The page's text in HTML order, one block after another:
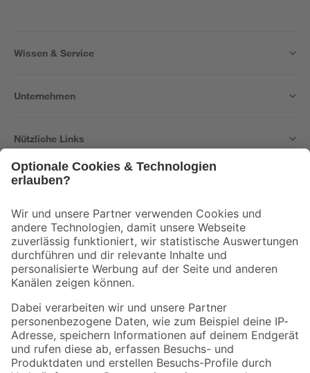
Wissen & Service
Unternehmen
Nützliche Links
Der toom Newsletter: Keine Angebote und Aktionen mehr verpassen!
Zur Newsletter Anmeldung
Folge uns
Zahlungsarten Versandarten